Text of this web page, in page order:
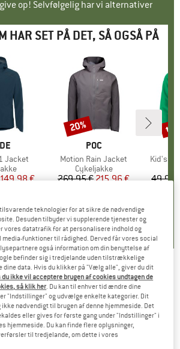
op! Selvfølgelig har vi alternativer
HAR SET PÅ DET, SÅ OGSÅ PÅ
Jacket
pris
€
4,0(4)
MÆRKE
POC
Artikel
Motion Rain Jacket
Produktgruppe
Cykeljakke
Pris
269,95 €Nedsat pris
215,96 €
3,5(2)
Rabat
20%
Artikel
Kid's
49,95
til
Active Hoody Jacket -
teknologier for at sikre de nødvendige
Desuden tilbyder vi supplerende tjenester og
vores datatrafik for at personalisere indhold og
funktioner til rådighed. Derved får vores social
også information om din benyttelse af
befinder sig i tredjelande uden tilstrækkelige
data. Hvis du klikker på "Vælg alle", giver du dit
du ikke vil acceptere brugen af cookies undtagen de
så klik her . Du kan til enhver tid ændre dine
"Indstillinger" og udvælge enkelte kategorier. Dit
nødvendigt til brugen af denne hjemmeside. Det
eller gives for første gang under "Indstillinger" i
hjemmeside. Du kan finde flere oplysninger,
til tredjelande, om dette i vores